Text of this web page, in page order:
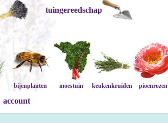
tuingereedschap
bijenplanten moestuin keukenkruiden pioenrozen
account